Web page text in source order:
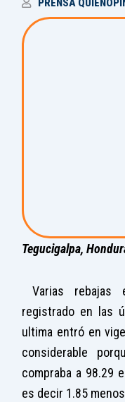
Tegucigalpa,
Varias rebajas
registrado en las
ultima entró en
considerable
compraba a 98.29
es decir 1.85